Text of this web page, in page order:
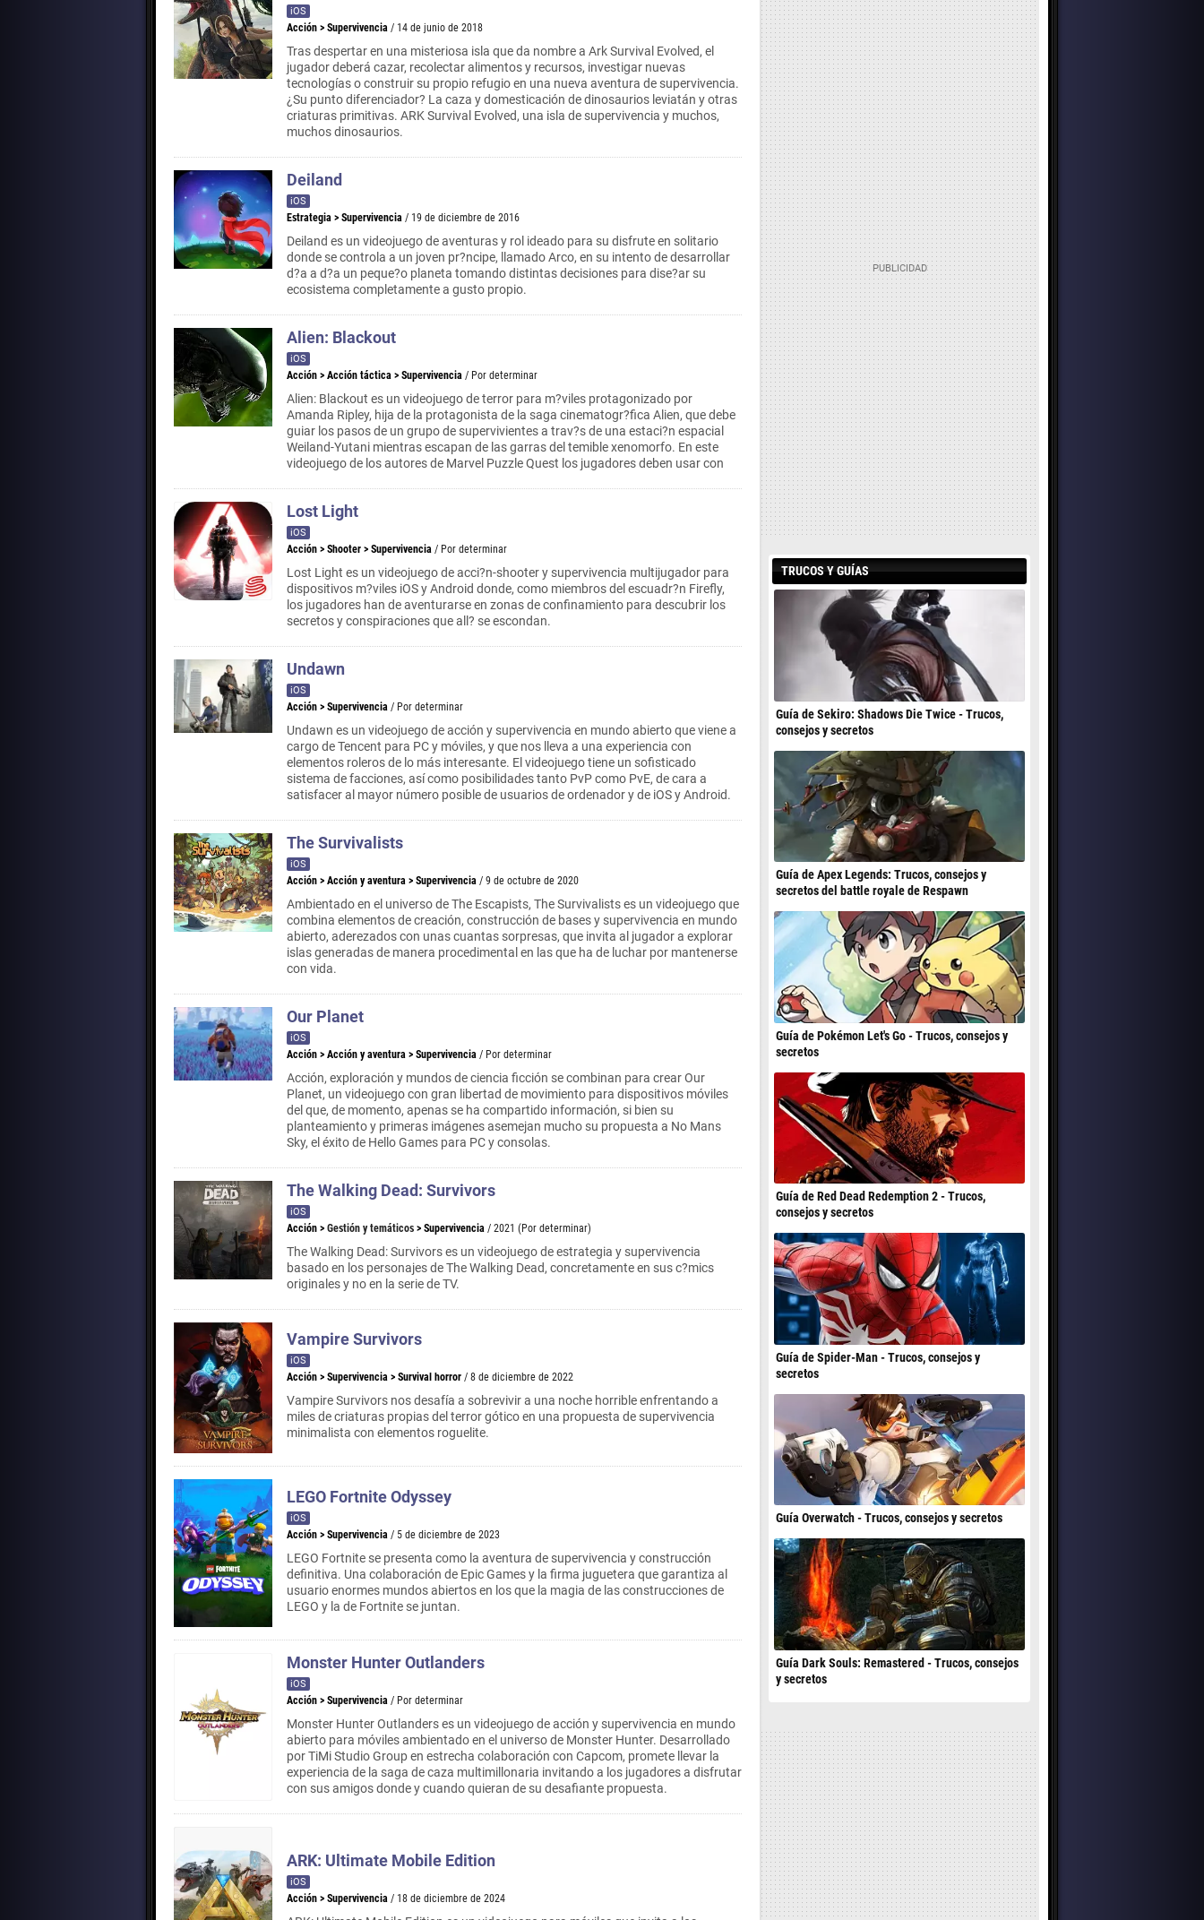
iOS
Acción > Supervivencia / 14 de junio de 2018
Tras despertar en una misteriosa isla que da nombre a Ark Survival Evolved, el
jugador deberá cazar, recolectar alimentos y recursos, investigar nuevas
tecnologías o construir su propio refugio en una nueva aventura de supervivencia.
¿Su punto diferenciador? La caza y domesticación de dinosaurios leviatán y otras
criaturas primitivas. ARK Survival Evolved, una isla de supervivencia y muchos,
muchos dinosaurios.
Deiland
iOS
Estrategia > Supervivencia / 19 de diciembre de 2016
Deiland es un videojuego de aventuras y rol ideado para su disfrute en solitario
donde se controla a un joven pr?ncipe, llamado Arco, en su intento de desarrollar
d?a a d?a un peque?o planeta tomando distintas decisiones para dise?ar su
ecosistema completamente a gusto propio.
Alien: Blackout
iOS
Acción > Acción táctica > Supervivencia / Por determinar
Alien: Blackout es un videojuego de terror para m?viles protagonizado por
Amanda Ripley, hija de la protagonista de la saga cinematogr?fica Alien, que debe
guiar los pasos de un grupo de supervivientes a trav?s de una estaci?n espacial
Weiland-Yutani mientras escapan de las garras del temible xenomorfo. En este
videojuego de los autores de Marvel Puzzle Quest los jugadores deben usar con
Lost Light
iOS
Acción > Shooter > Supervivencia / Por determinar
Lost Light es un videojuego de acci?n-shooter y supervivencia multijugador para
dispositivos m?viles iOS y Android donde, como miembros del escuadr?n Firefly,
los jugadores han de aventurarse en zonas de confinamiento para descubrir los
secretos y conspiraciones que all? se escondan.
Undawn
iOS
Acción > Supervivencia / Por determinar
Undawn es un videojuego de acción y supervivencia en mundo abierto que viene a
cargo de Tencent para PC y móviles, y que nos lleva a una experiencia con
elementos roleros de lo más interesante. El videojuego tiene un sofisticado
sistema de facciones, así como posibilidades tanto PvP como PvE, de cara a
satisfacer al mayor número posible de usuarios de ordenador y de iOS y Android.
The Survivalists
iOS
Acción > Acción y aventura > Supervivencia / 9 de octubre de 2020
Ambientado en el universo de The Escapists, The Survivalists es un videojuego que
combina elementos de creación, construcción de bases y supervivencia en mundo
abierto, aderezados con unas cuantas sorpresas, que invita al jugador a explorar
islas generadas de manera procedimental en las que ha de luchar por mantenerse
con vida.
Our Planet
iOS
Acción > Acción y aventura > Supervivencia / Por determinar
Acción, exploración y mundos de ciencia ficción se combinan para crear Our
Planet, un videojuego con gran libertad de movimiento para dispositivos móviles
del que, de momento, apenas se ha compartido información, si bien su
planteamiento y primeras imágenes asemejan mucho su propuesta a No Mans
Sky, el éxito de Hello Games para PC y consolas.
The Walking Dead: Survivors
iOS
Acción > Gestión y temáticos > Supervivencia / 2021 (Por determinar)
The Walking Dead: Survivors es un videojuego de estrategia y supervivencia
basado en los personajes de The Walking Dead, concretamente en sus c?mics
originales y no en la serie de TV.
Vampire Survivors
iOS
Acción > Supervivencia > Survival horror / 8 de diciembre de 2022
Vampire Survivors nos desafía a sobrevivir a una noche horrible enfrentando a
miles de criaturas propias del terror gótico en una propuesta de supervivencia
minimalista con elementos roguelite.
LEGO Fortnite Odyssey
iOS
Acción > Supervivencia / 5 de diciembre de 2023
LEGO Fortnite se presenta como la aventura de supervivencia y construcción
definitiva. Una colaboración de Epic Games y la firma juguetera que garantiza al
usuario enormes mundos abiertos en los que la magia de las construcciones de
LEGO y la de Fortnite se juntan.
Monster Hunter Outlanders
iOS
Acción > Supervivencia / Por determinar
Monster Hunter Outlanders es un videojuego de acción y supervivencia en mundo
abierto para móviles ambientado en el universo de Monster Hunter. Desarrollado
por TiMi Studio Group en estrecha colaboración con Capcom, promete llevar la
experiencia de la saga de caza multimillonaria invitando a los jugadores a disfrutar
con sus amigos donde y cuando quieran de su desafiante propuesta.
ARK: Ultimate Mobile Edition
iOS
Acción > Supervivencia / 18 de diciembre de 2024
TRUCOS Y GUÍAS
Guía de Sekiro: Shadows Die Twice - Trucos,
consejos y secretos
Guía de Apex Legends: Trucos, consejos y
secretos del battle royale de Respawn
Guía de Pokémon Let's Go - Trucos, consejos y
secretos
Guía de Red Dead Redemption 2 - Trucos,
consejos y secretos
Guía de Spider-Man - Trucos, consejos y
secretos
Guía Overwatch - Trucos, consejos y secretos
Guía Dark Souls: Remastered - Trucos, consejos
y secretos